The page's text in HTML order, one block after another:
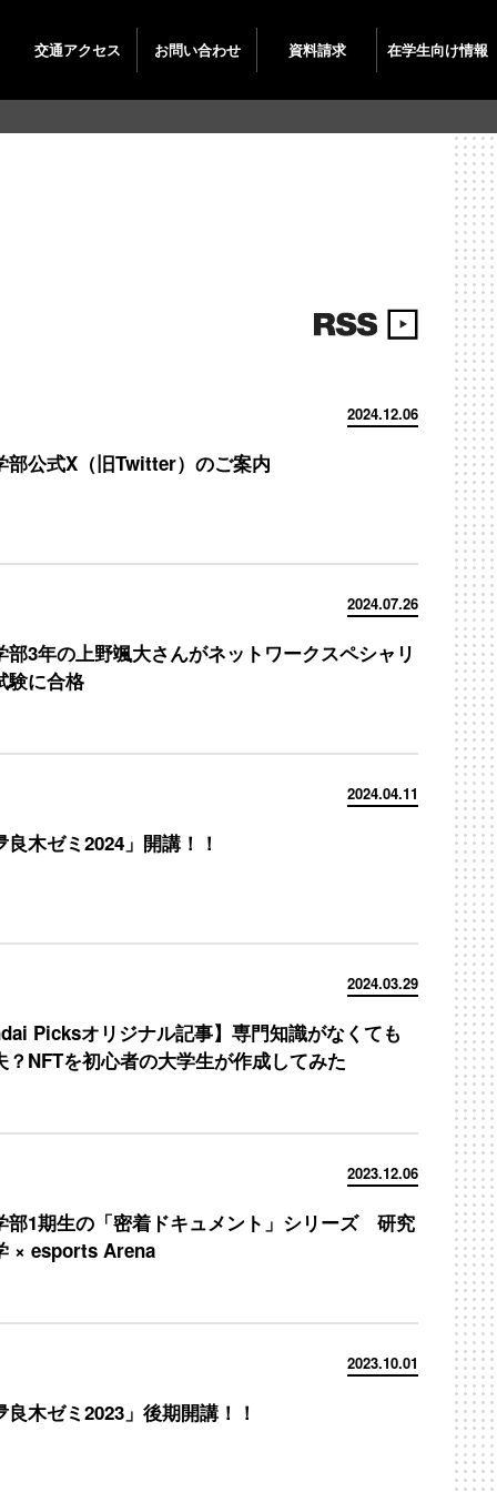
交通アクセス お問い合わせ 資料請求 在学生向け情報
2024.12.06
部公式X（旧Twitter）のご案内
2024.07.26
部3年の上野颯大さんがネットワークスペシャリ
験に合格
2024.04.11
良木ゼミ2024」開講！！
2024.03.29
Picksオリジナル記事】専門知識がなくても
？NFTを初心者の大学生が作成してみた
2023.12.06
部1期生の「密着ドキュメント」シリーズ 研究
× esports Arena
2023.10.01
良木ゼミ2023」後期開講！！